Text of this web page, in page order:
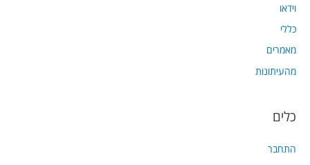
וידאו
כללי
מאמרים
מהעיתונות
כלים
התחבר